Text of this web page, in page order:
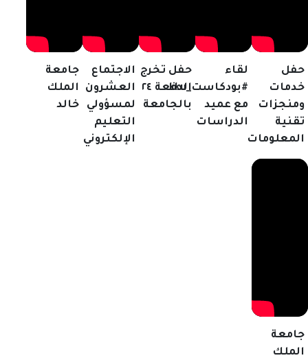
حفل
خدمات
ومنجزات
تقنية
المعلومات
لقاء
#بودكاست_kku
مع عميد
الدراسات
حفل تخرج
الدفعة ٢٤
بالجامعة
الاجتماع
العشرون
لمسؤولي
التعليم
الإلكتروني
جامعة
الملك
خالد
جامعة
الملك